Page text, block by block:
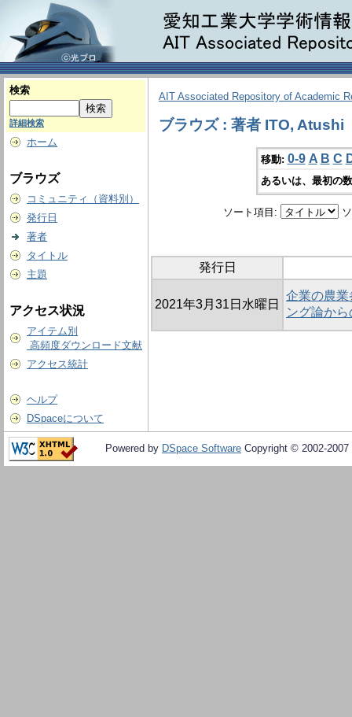
検索
詳細検索
ホーム
ブラウズ
コミュニティ（資料別）
発行日
著者
タイトル
主題
アクセス状況
アイテム別
高頻度ダウンロード文献
アクセス統計
ヘルプ
DSpaceについて
AIT Associated Repository of Academic
ブラウズ : 著者 ITO, Atushi
移動: 0-9 A B C
あるいは、最初の
ソート項目:
発行日
2021年3月31日水曜日
企業の農
ング論か
Powered by DSpace Software Copyright © 2002-2007